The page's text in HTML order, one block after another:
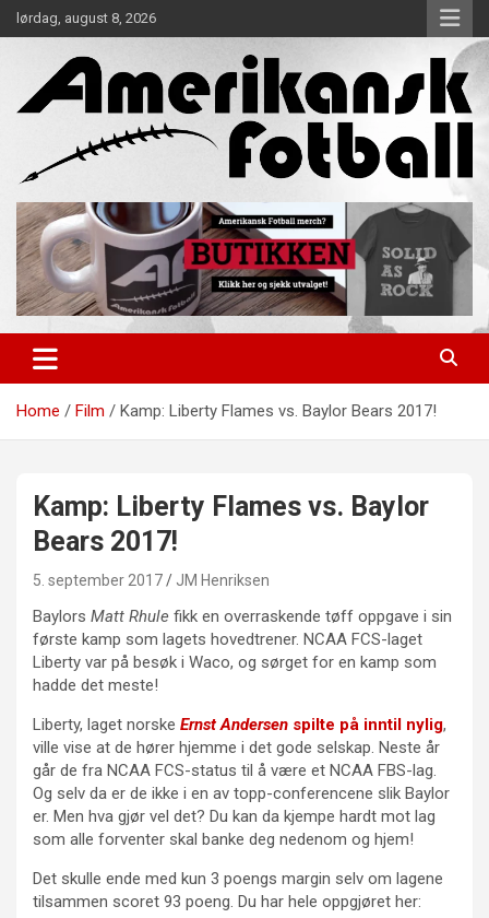
Skip
to
lørdag, august 8, 2026
Amerikansk Fotball
Home Film Kamp: Liberty Flames vs. Baylor Bears 2017!
Kamp: Liberty Flames vs. Baylor
Bears 2017!
5. september 2017 JM Henriksen
Baylors Matt Rhule fikk en overraskende tøff oppgave i sin
første kamp som lagets hovedtrener. NCAA FCS-laget
Liberty var på besøk i Waco, og sørget for en kamp som
hadde det meste!
Liberty, laget norske Ernst Andersen spilte på inntil nylig,
ville vise at de hører hjemme i det gode selskap. Neste år
går de fra NCAA FCS-status til å være et NCAA FBS-lag.
Og selv da er de ikke i en av topp-conferencene slik Baylor
er. Men hva gjør vel det? Du kan da kjempe hardt mot lag
som alle forventer skal banke deg nedenom og hjem!
Det skulle ende med kun 3 poengs margin selv om lagene
tilsammen scoret 93 poeng. Du har hele oppgjøret her: